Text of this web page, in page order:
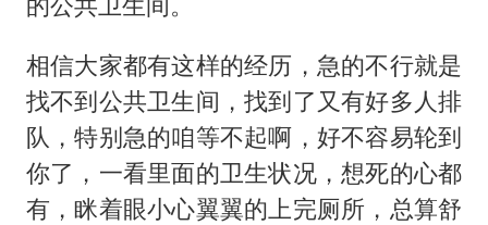
CIA被曝已秘密设立古巴工作组
曝韩足协曾为外籍裁判安排性招待
萧敬腾：不忍心让妻子承受生育的苦
奋进开新局 实干挑大梁
相信大家都有这样的经历，急的不行就是
找不到公共卫生间，找到了又有好多人排
队，特别急的咱等不起啊，好不容易轮到
你了，一看里面的卫生状况，想死的心都
有，眯着眼小心翼翼的上完厕所，总算舒